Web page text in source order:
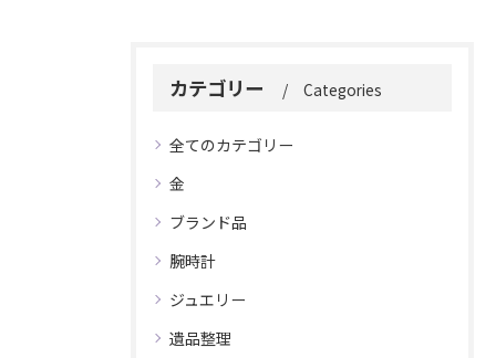
カテゴリー Categories
全てのカテゴリー
金
ブランド品
腕時計
ジュエリー
遺品整理